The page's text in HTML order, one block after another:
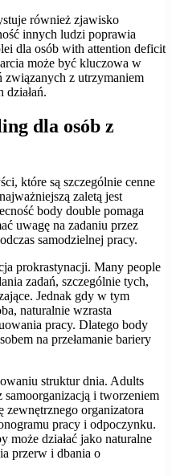
również zjawisko
innych ludzi poprawia
dla osób with attention deficit
może być kluczowa w
z utrzymaniem
dla osób z
które są szczególnie cenne
zaletą jest
body double pomaga
uwagę na zadaniu przez
samodzielnej pracy.
prokrastynacji. Many people
zadań, szczególnie tych,
Jednak gdy w tym
naturalnie wzrasta
pracy. Dlatego body
na przełamanie bariery
struktur dnia. Adults
i tworzeniem
zewnętrznego organizatora
pracy i odpoczynku.
może działać jako naturalne
przerw i dbania o